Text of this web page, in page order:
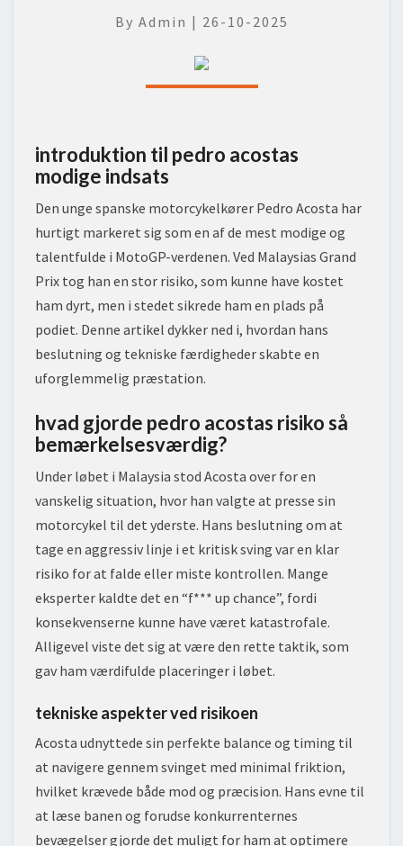
OG
PODIET
I
By Admin | 26-10-2025
introduktion til pedro acostas
modige indsats
Den unge spanske motorcykelkører Pedro Acosta har
hurtigt markeret sig som en af de mest modige og
talentfulde i MotoGP-verdenen. Ved Malaysias Grand
Prix tog han en stor risiko, som kunne have kostet
ham dyrt, men i stedet sikrede ham en plads på
podiet. Denne artikel dykker ned i, hvordan hans
beslutning og tekniske færdigheder skabte en
uforglemmelig præstation.
hvad gjorde pedro acostas risiko så
bemærkelsesværdig?
Under løbet i Malaysia stod Acosta over for en
vanskelig situation, hvor han valgte at presse sin
motorcykel til det yderste. Hans beslutning om at
tage en aggressiv linje i et kritisk sving var en klar
risiko for at falde eller miste kontrollen. Mange
eksperter kaldte det en “f*** up chance”, fordi
konsekvenserne kunne have været katastrofale.
Alligevel viste det sig at være den rette taktik, som
gav ham værdifulde placeringer i løbet.
tekniske aspekter ved risikoen
Acosta udnyttede sin perfekte balance og timing til
at navigere gennem svinget med minimal friktion,
hvilket krævede både mod og præcision. Hans evne til
at læse banen og forudse konkurrenternes
bevægelser gjorde det muligt for ham at optimere